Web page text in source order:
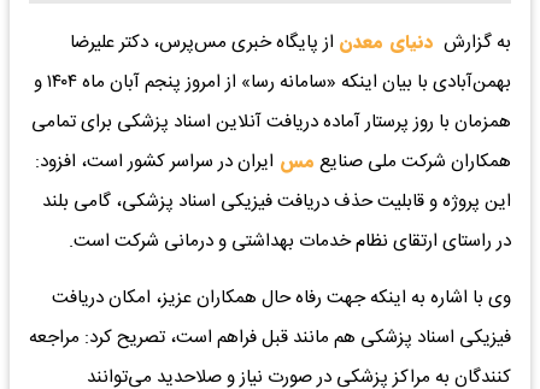
به گزارش دنیای معدن از پایگاه خبری مس‌پرس، دکتر علیرضا
بهمن‌آبادی با بیان اینکه «سامانه رسا» از امروز پنجم آبان ماه ۱۴۰۴ و
همزمان با روز پرستار آماده دریافت آنلاین اسناد پزشکی برای تمامی
همکاران شرکت ملی صنایع مس ایران در سراسر کشور است، افزود:
این پروژه و قابلیت حذف دریافت فیزیکی اسناد پزشکی، گامی بلند
در راستای ارتقای نظام خدمات بهداشتی و درمانی شرکت است.
وی با اشاره به اینکه جهت رفاه حال همکاران عزیز، امکان دریافت
فیزیکی اسناد پزشکی هم مانند قبل فراهم است، تصریح کرد: مراجعه
کنندگان به مراکز پزشکی در صورت نیاز و صلاحدید می‌توانند